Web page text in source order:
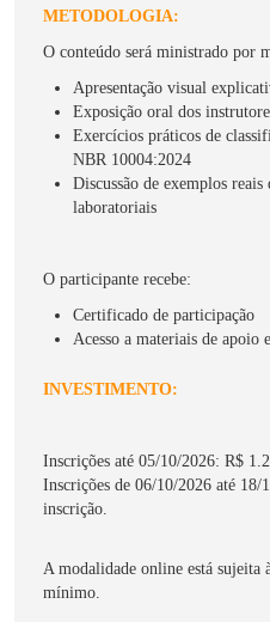
METODOLOGIA:
O conteúdo será ministrado por
Apresentação visual
Exposição oral dos
Exercícios práticos de
NBR 10004:2024
Discussão de exemplos
laboratoriais
O participante recebe:
Certificado de participação
Acesso a materiais de apoio
INVESTIMENTO:
Inscrições até 05/10/2026: R$
Inscrições de 06/10/2026 até
inscrição.
A modalidade online está sujeita
mínimo.